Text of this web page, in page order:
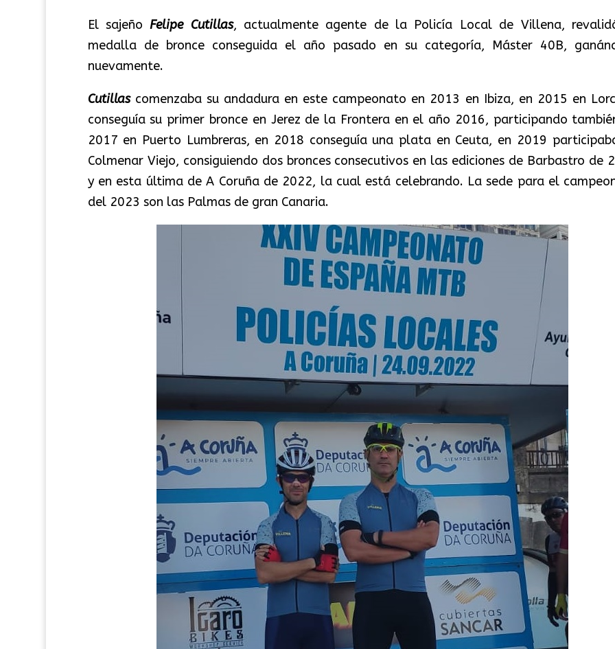
El sajeñoFelipe Cutillas, actualmente agente de la Policía Local de Villena,
medalla de bronce conseguida el año pasado en su categoría, Máster 40B,
nuevamente.
Cutillascomenzaba su andadura en este campeonato en 2013 en Ibiza, en 2015 en
conseguía su primer bronce en Jerez de la Frontera en el año 2016, participando
2017 en Puerto Lumbreras, en 2018 conseguía una plata en Ceuta, en 2019
Colmenar Viejo, consiguiendo dos bronces consecutivos en las ediciones de Barbastro de
y en esta última de A Coruña de 2022, la cual está celebrando. La sede para el
del 2023 son las Palmas de gran Canaria.